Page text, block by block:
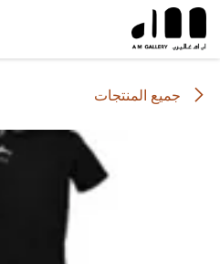
تخطي للذهاب إلى المحتوى
جميع المنتجات